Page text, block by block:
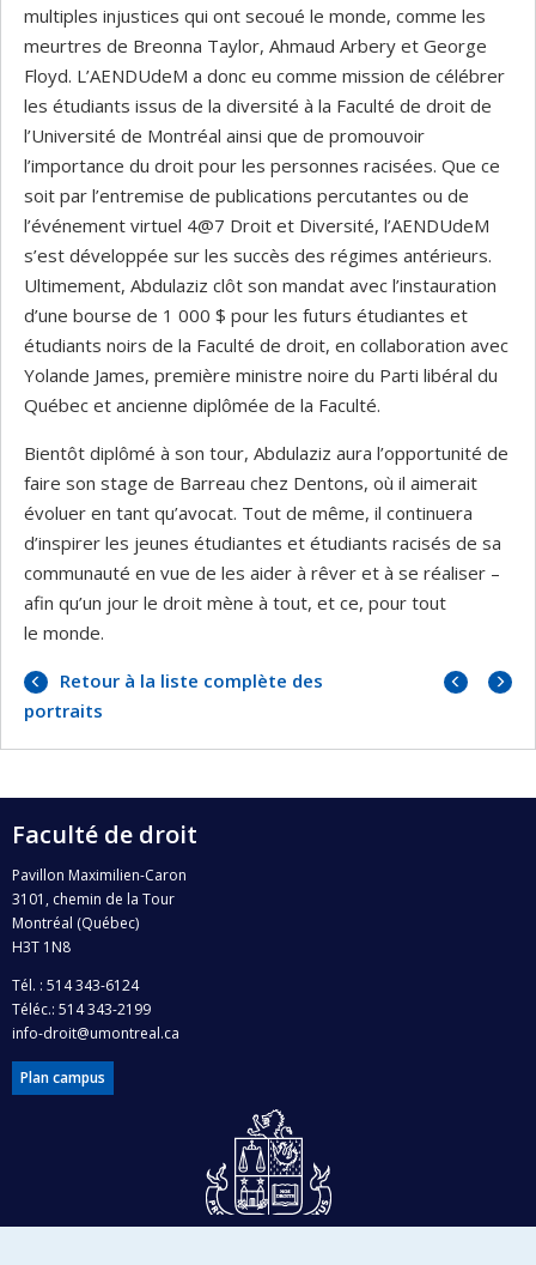
multiples injustices qui ont secoué le monde, comme les
meurtres de Breonna Taylor, Ahmaud Arbery et George
Floyd. L’AENDUdeM a donc eu comme mission de célébrer
les étudiants issus de la diversité à la Faculté de droit de
l’Université de Montréal ainsi que de promouvoir
l’importance du droit pour les personnes racisées. Que ce
soit par l’entremise de publications percutantes ou de
l’événement virtuel 4@7 Droit et Diversité, l’AENDUdeM
s’est développée sur les succès des régimes antérieurs.
Ultimement, Abdulaziz clôt son mandat avec l’instauration
d’une bourse de 1 000 $ pour les futurs étudiantes et
étudiants noirs de la Faculté de droit, en collaboration avec
Yolande James, première ministre noire du Parti libéral du
Québec et ancienne diplômée de la Faculté.
Bientôt diplômé à son tour, Abdulaziz aura l’opportunité de
faire son stage de Barreau chez Dentons, où il aimerait
évoluer en tant qu’avocat. Tout de même, il continuera
d’inspirer les jeunes étudiantes et étudiants racisés de sa
communauté en vue de les aider à rêver et à se réaliser –
afin qu’un jour le droit mène à tout, et ce, pour tout
le monde.
Retour à la liste complète des
portraits
Faculté de droit
Pavillon Maximilien-Caron
3101, chemin de la Tour
Montréal (Québec)
H3T 1N8
Tél. : 514 343-6124
Téléc.: 514 343-2199
info-droit@umontreal.ca
Plan campus